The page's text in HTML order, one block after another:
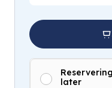
later